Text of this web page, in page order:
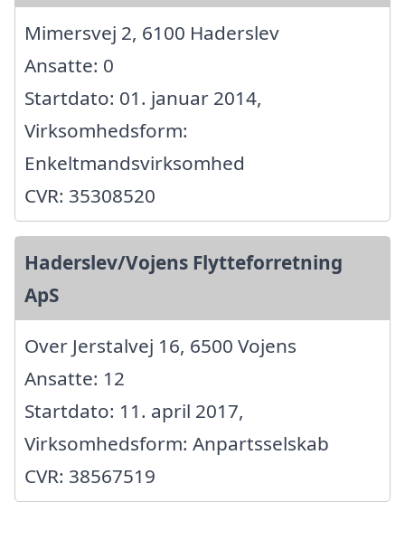
Mimersvej 2, 6100 Haderslev
Ansatte: 0
Startdato: 01. januar 2014,
Virksomhedsform:
Enkeltmandsvirksomhed
CVR: 35308520
Haderslev/Vojens Flytteforretning
ApS
Over Jerstalvej 16, 6500 Vojens
Ansatte: 12
Startdato: 11. april 2017,
Virksomhedsform: Anpartsselskab
CVR: 38567519